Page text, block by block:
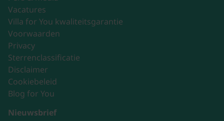
Vacatures
Villa for You kwaliteitsgarantie
Voorwaarden
Privacy
Sterrenclassificatie
Disclaimer
Cookiebeleid
Blog for You
Nieuwsbrief